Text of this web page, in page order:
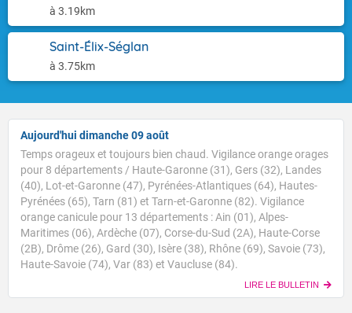
à 3.19km
Saint-Élix-Séglan
à 3.75km
Aujourd'hui dimanche 09 août
Temps orageux et toujours bien chaud. Vigilance orange orages
pour 8 départements / Haute-Garonne (31), Gers (32), Landes
(40), Lot-et-Garonne (47), Pyrénées-Atlantiques (64), Hautes-
Pyrénées (65), Tarn (81) et Tarn-et-Garonne (82). Vigilance
orange canicule pour 13 départements : Ain (01), Alpes-
Maritimes (06), Ardèche (07), Corse-du-Sud (2A), Haute-Corse
(2B), Drôme (26), Gard (30), Isère (38), Rhône (69), Savoie (73),
Haute-Savoie (74), Var (83) et Vaucluse (84).
LIRE LE BULLETIN
Voici les températures relevées à 07h suivies des
maximales prévues cet après-midi : Brest : 12/27 Paris
: 20/34 Lyon : 22/37 Biarritz : 20/27 Cherbourg : 19/27
Tours : 24/34 Clermont-Fd : 22/34 Perpignan : 23/32